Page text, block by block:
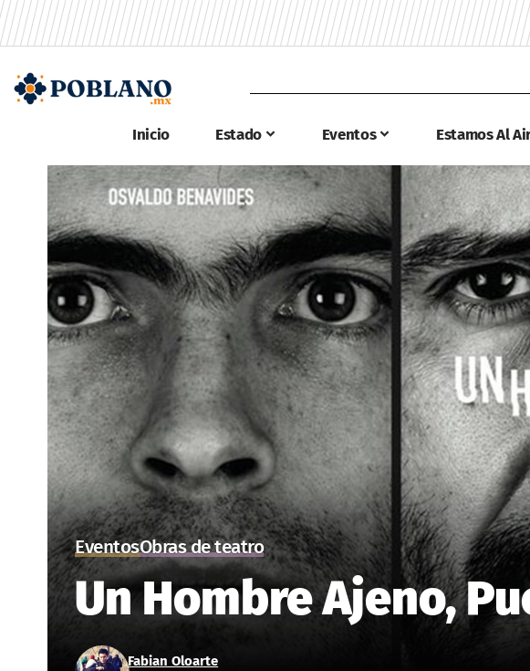
Inicio Estado Eventos Estamos Al
EventosObras de teatro
Un Hombre Ajeno,
Fabian Oloarte